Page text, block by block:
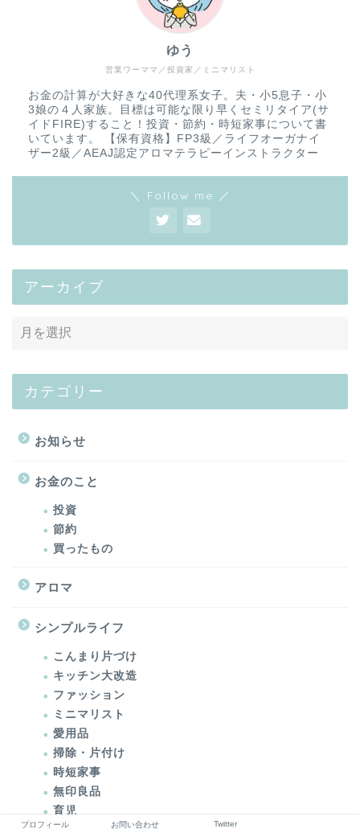
営業ワーママ／投資家／ミニマリスト
ゆう
お金の計算が大好きな40代理系女子。夫・小5息子・小
3娘の４人家族。目標は可能な限り早くセミリタイア(サ
イドFIRE)すること！投資・節約・時短家事について書
いています。 【保有資格】FP3級／ライフオーガナイ
ザー2級／AEAJ認定アロマテラピーインストラクター
＼ Follow me ／
アーカイブ
カテゴリー
お知らせ
お金のこと
投資
節約
買ったもの
アロマ
シンプルライフ
こんまり片づけ
キッチン大改造
ファッション
ミニマリスト
愛用品
掃除・片付け
時短家事
無印良品
育児
防災
プロフィール お問い合わせ Twitter